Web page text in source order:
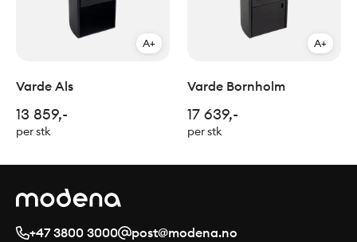
A+
Varde Als
13 859,-
per stk
A+
Varde Bornholm
17 639,-
per stk
+47 3800 3000 post@modena.no